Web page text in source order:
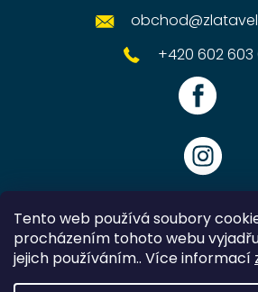
Tento web používá soubory
procházením tohoto webu
jejich používáním.. Více informací
obchod@
+420 602 603